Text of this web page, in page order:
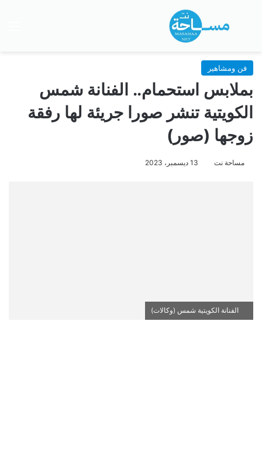
بحث عن
فن ومشاهير
بملابس استحمام.. الفنانة شمس
الكويتية تنشر صورا جريئة لها رفقة
زوجها (صور)
مساحة نت 13 ديسمبر، 2023
الفنانة الكويتية شمس (وكالات)